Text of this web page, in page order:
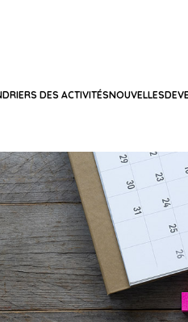
DES ACTIVITÉSNOUVELLES